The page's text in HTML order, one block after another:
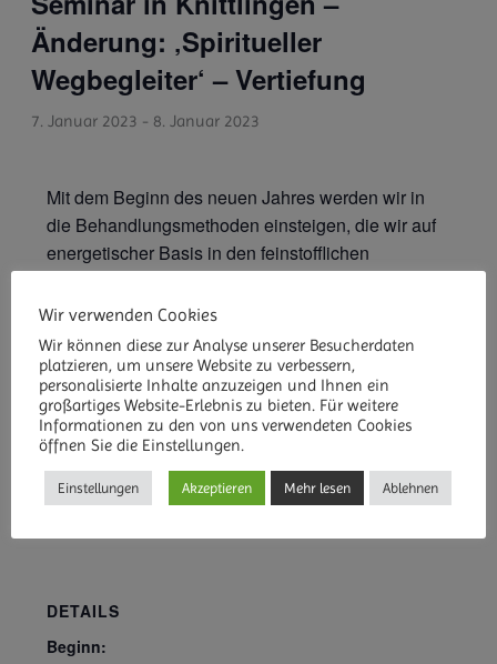
Änderung: ‚Spiritueller
Wegbegleiter‘ – Vertiefung
7. Januar 2023 - 8. Januar 2023
Mit dem Beginn des neuen Jahres werden wir in
die Behandlungsmethoden einsteigen, die wir auf
energetischer Basis in den feinstofflichen
alle wichtigen Themen, welche in den
vergangenen vier Seminaren des „Spirituellen
Wegbegleiters“ vorrangig waren.
ZUM KALENDER HINZUFÜGEN
DETAILS
Beginn:
Wir verwenden Cookies
Wir können diese zur Analyse unserer Besucherdaten
platzieren, um unsere Website zu verbessern,
personalisierte Inhalte anzuzeigen und Ihnen ein
großartiges Website-Erlebnis zu bieten. Für weitere
Informationen zu den von uns verwendeten Cookies
öffnen Sie die Einstellungen.
Einstellungen Akzeptieren Mehr lesen Ablehnen